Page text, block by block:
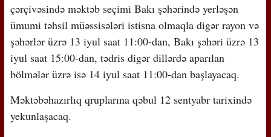
çərçivəsində məktəb seçimi Bakı şəhərində yerləşən
ümumi təhsil müəssisələri istisna olmaqla digər rayon və
şəhərlər üzrə 13 iyul saat 11:00-dan, Bakı şəhəri üzrə 13
iyul saat 15:00-dan, tədris digər dillərdə aparılan
bölmələr üzrə isə 14 iyul saat 11:00-dan başlayacaq.
Məktəbəhazırlıq qruplarına qəbul 12 sentyabr tarixində
yekunlaşacaq.